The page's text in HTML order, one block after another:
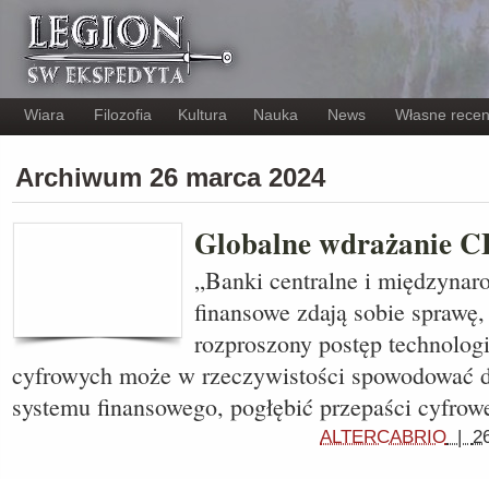
Wiara Filozofia Kultura Nauka News Własne
Archiwum 26 marca 2024
Globalne wdrażanie
„Banki centralne i
finansowe zdają sobie
rozproszony postęp
cyfrowych może w rzeczywistości spowodować
systemu finansowego, pogłębić przepaści
ALTERCABRIO |